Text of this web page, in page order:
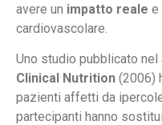
avere un impatto reale e
cardiovascolare.
Uno studio pubblicato nel
Clinical Nutrition (2006)
pazienti affetti da
partecipanti hanno